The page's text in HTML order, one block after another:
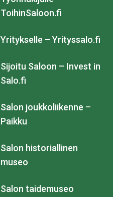
ToihinSaloon.fi
Yritykselle – Yrityssalo.fi
Sijoitu Saloon – Invest in
Salo.fi
Salon joukkoliikenne –
Paikku
Salon historiallinen
museo
Salon taidemuseo